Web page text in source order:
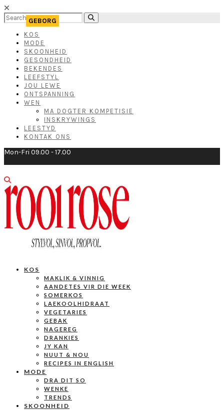
KOS
MODE
SKOONHEID
GESONDHEID
BEKENDES
LEEFSTYL
JOU LEWE
ONTSPANNING
WEN
MA DOGTER KOMPETISIE
INSKRYWINGS
LEESTYD
KONTAK ONS
Mon-Fri 09.00 - 17.00
KOS
MAKLIK & VINNIG
AANDETES VIR DIE WEEK
SOMERKOS
LAEKOOLHIDRAAT
VEGETARIES
GEBAK
NAGEREG
DRANKIES
JY KAN
NUUT & NOU
RECIPES IN ENGLISH
MODE
DRA DIT SO
WENKE
TRENDS
SKOONHEID